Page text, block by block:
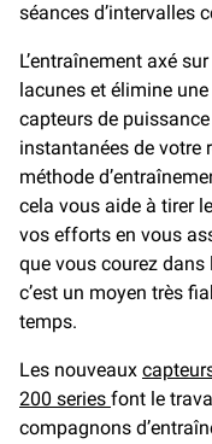
séances d’intervalles
L’entraînement axé
lacunes et élimine
capteurs de
instantanées de votre
méthode
cela vous aide à tirer
vos efforts en vous
que vous courez dans
c’est un moyen très
temps.
Les nouveaux
200 series font le
compagnons